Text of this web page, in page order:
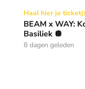
x WAY: Kom naar ons
Haal hier je
BEAM x WAY:
Basiliek 🪩
8 dagen geleden